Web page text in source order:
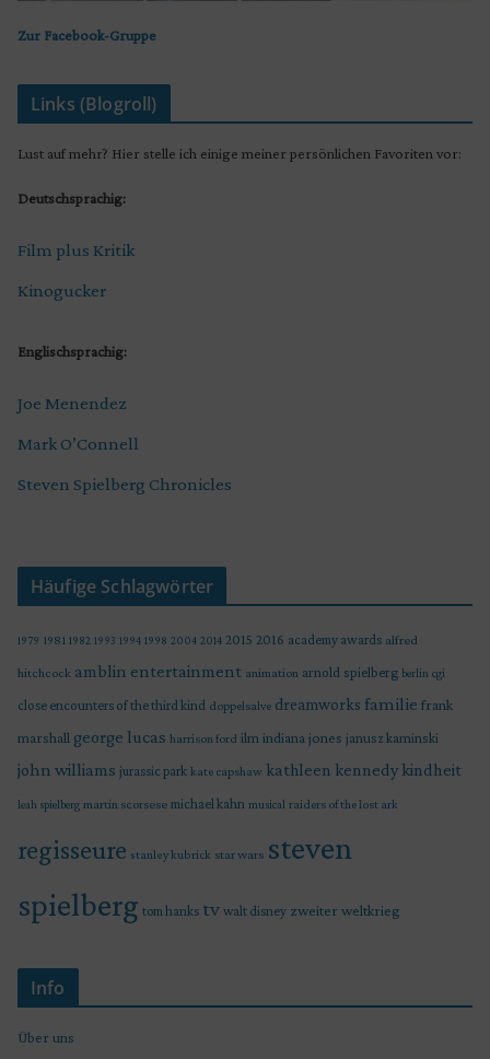
Zur Facebook-Gruppe
Links (Blogroll)
Lust auf mehr? Hier stelle ich einige meiner persönlichen Favoriten vor:
Deutschsprachig:
Film plus Kritik
Kinogucker
Englischsprachig:
Joe Menendez
Mark O’Connell
Steven Spielberg Chronicles
Häufige Schlagwörter
1979 1981 1982 1993 1994 1998 2004 2014 2015 2016 academy awards alfred
hitchcock amblin entertainment animation arnold spielberg berlin cgi
close encounters of the third kind doppelsalve dreamworks familie frank
marshall george lucas harrison ford ilm indiana jones janusz kaminski
john williams jurassic park kate capshaw kathleen kennedy kindheit
leah spielberg martin scorsese michael kahn musical raiders of the lost ark
regisseure stanley kubrick star wars steven
spielberg tom hanks tv walt disney zweiter weltkrieg
Info
Über uns